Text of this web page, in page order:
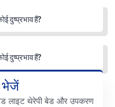
दुष्प्रभाव हैं?
दुष्प्रभाव हैं?
भेजें
लाइट थेरेपी बेड और उपकरण